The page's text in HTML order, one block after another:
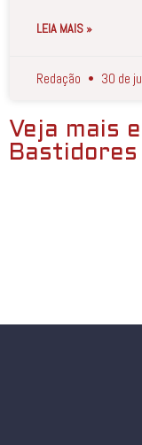
LEIA MAIS »
Redação 30 de
Veja mais
Bastidores